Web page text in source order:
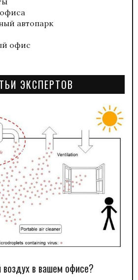
автопарк
офис
ЭКСПЕРТОВ
в вашем офисе?